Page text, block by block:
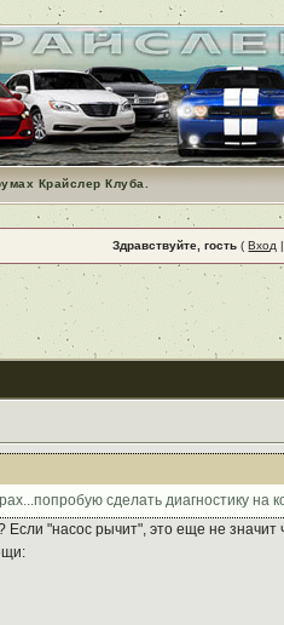
Крайслер Клуба.
Здравствуйте, гость (Вход
сделать диагностику на
"насос рычит", это еще не значит